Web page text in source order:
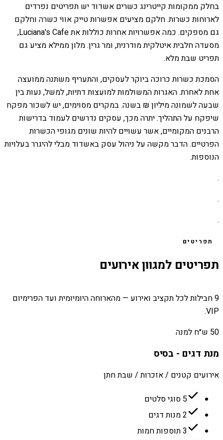
בחלק ממקומות קייטרינג כשרים אשדוד יש תפריטים נפרדים
לארוחות כשרות. חלקם מציעים אפשרות טייק אווי כשרה וחלקם
גם מספקים. כמה אפשרויות אחרות כוללות את Luciana's Cafe,
מסעדה חלבית איטלקית מודרנית, ומר גרין. מלון ממילא מציע גם
תפריט שבת מלא.
הסמכת כשרות כרוכה ביוקר לעסקים, והתעריף משתנה ממועצה
אחת לאחרת. האגרות המשולמות למועצות דתיות, למשל, נעות בין
שבעה לשמונה מיליון ₪ בשנה. במקרים מסוימים, יש לשכור מפקח
שיפקח על התהליך. יתרה מכך, עסקים נדרשים לעמוד בדרישות
הרבנים המקומיים, אשר עשויים להיות שונים מגופי הכשרות
הפרטיים. הדבר מקשה על ניהול עסק באשדוד מבלי להיגרר בעלויות
הנוספות.
.
.
.
תפריטים
תפריטים למגוון אירועים
9 חבילות לכל תקציב ואירוע — מהארוחה היומיומית ועד הפרימיום
VIP.
50 ש״ח למנה
מנת דגים - בסיס
אירועים קטנים / אזכרות / שבת חתן
5 סוגי סלטים
2 מנות דגים
3 תוספות חמות